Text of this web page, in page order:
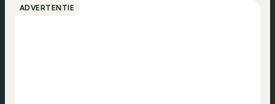
ADVERTENTIE